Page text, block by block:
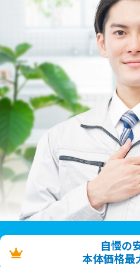
自慢の
本体価格